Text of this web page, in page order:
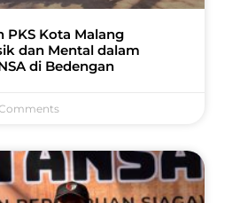
PKS Kota Malang
dan Mental dalam
di Bedengan